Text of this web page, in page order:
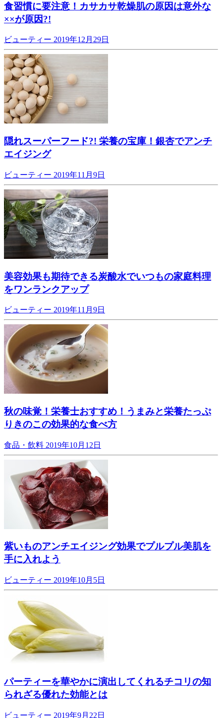
食習慣に要注意！カサカサ乾燥肌の原因は意外な
××が原因?!
ビューティー 2019年12月29日
隠れスーパーフード?! 栄養の宝庫！銀杏でアンチ
エイジング
ビューティー 2019年11月9日
美容効果も期待できる炭酸水でいつもの家庭料理
をワンランクアップ
ビューティー 2019年11月9日
秋の味覚！栄養士おすすめ！うまみと栄養たっぷ
りきのこの効果的な食べ方
食品・飲料 2019年10月12日
紫いものアンチエイジング効果でプルプル美肌を
手に入れよう
ビューティー 2019年10月5日
パーティーを華やかに演出してくれるチコリの知
られざる優れた効能とは
ビューティー 2019年9月22日